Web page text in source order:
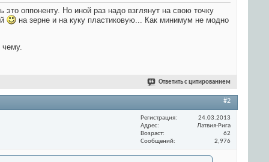
оппоненту. Но иной раз надо взглянут на свою точку
на зерне и на куку пластиковую... Как минимум не модно
чему.
Ответить с цитированием
#2
Регистрация
24.03.2013
Адрес
Латвия-Рига
Возраст
62
Сообщений
2,976